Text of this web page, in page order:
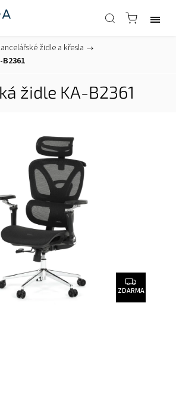
židle a křesla /
židle KA-B2361
ZDARMA